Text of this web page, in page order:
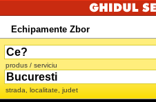
Echipamente Zbor
produs / serviciu
strada, localitate, judet